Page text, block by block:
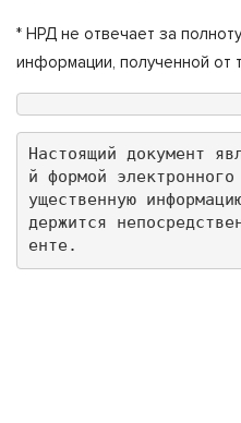
* НРД не отвечает за
информации, полученной от
Настоящий документ
й формой
ущественную
держится
енте.